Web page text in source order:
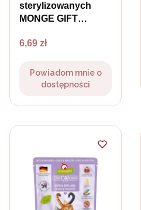
sterylizowanych
MONGE GIFT
melisą i żurawiną -
Cena
6,69 zł
Powiadom mnie o
dostępności